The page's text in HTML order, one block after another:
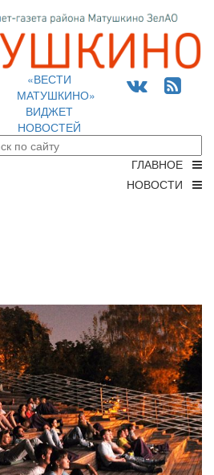
«ВЕСТИ
МАТУШКИНО»
ВИДЖЕТ
НОВОСТЕЙ
ГЛАВНОЕ
НОВОСТИ